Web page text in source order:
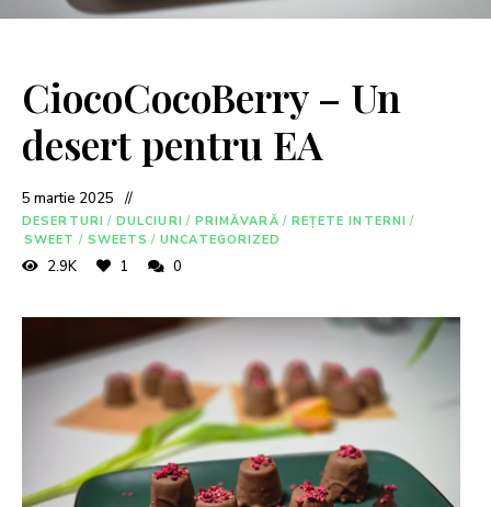
CiocoCocoBerry – Un
desert pentru EA
5 martie 2025
DESERTURI / DULCIURI / PRIMĂVARĂ / REȚETE INTERNI /
SWEET / SWEETS / UNCATEGORIZED
2.9K 1 0